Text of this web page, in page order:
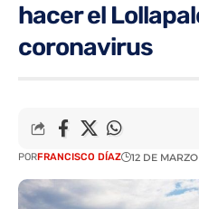
hacer el
coronavirus
PORFRANCISCO DÍAZ 12 DE